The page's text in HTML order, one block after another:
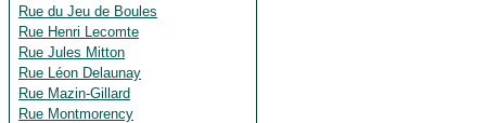
Rue du Jeu de Boules
Rue Henri Lecomte
Rue Jules Mitton
Rue Léon Delaunay
Rue Mazin-Gillard
Rue Montmorency